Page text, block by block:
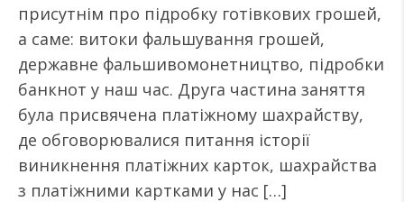
присутнім про підробку готівкових грошей,
а саме: витоки фальшування грошей,
державне фальшивомонетництво, підробки
банкнот у наш час. Друга частина заняття
була присвячена платіжному шахрайству,
де обговорювалися питання історії
виникнення платіжних карток, шахрайства
з платіжними картками у нас […]